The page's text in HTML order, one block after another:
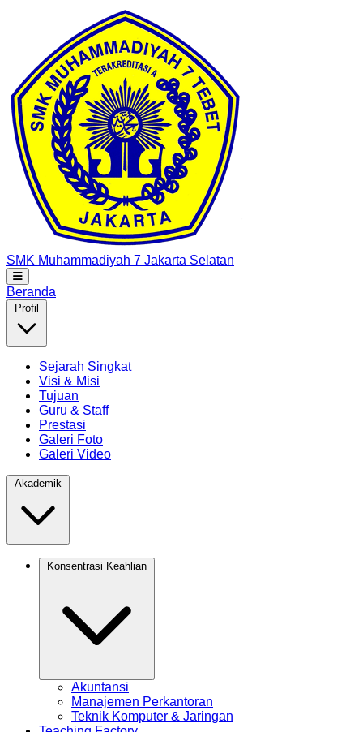
SMK Muhammadiyah 7 Jakarta Selatan
Beranda
Sejarah Singkat
Visi & Misi
Tujuan
Guru & Staff
Prestasi
Galeri Foto
Galeri Video
Akuntansi
Manajemen Perkantoran
Teknik Komputer & Jaringan